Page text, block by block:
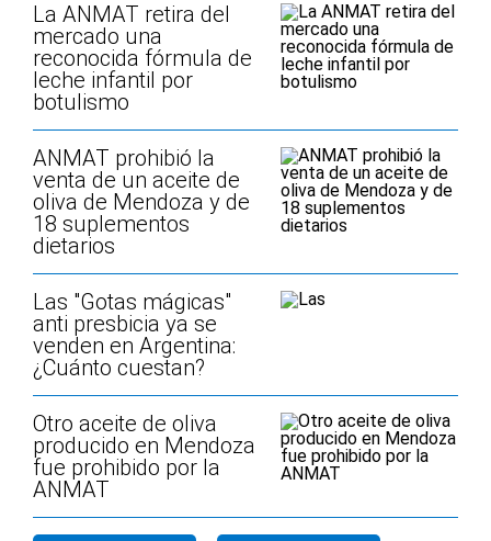
La ANMAT retira del
mercado una
reconocida fórmula de
leche infantil por
botulismo
ANMAT prohibió la
venta de un aceite de
oliva de Mendoza y de
18 suplementos
dietarios
Las "Gotas mágicas"
anti presbicia ya se
venden en Argentina:
¿Cuánto cuestan?
Otro aceite de oliva
producido en Mendoza
fue prohibido por la
ANMAT